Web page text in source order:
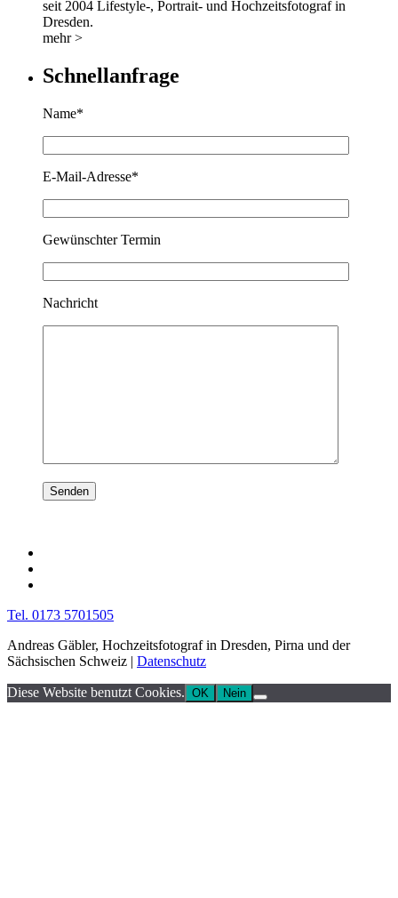
seit 2004 Lifestyle-, Portrait- und Hochzeitsfotograf in
Dresden.
mehr >
Schnellanfrage
Name*
E-Mail-Adresse*
Gewünschter Termin
Nachricht
Tel. 0173 5701505
Andreas Gäbler, Hochzeitsfotograf in Dresden, Pirna und der
Sächsischen Schweiz | Datenschutz
Diese Website benutzt Cookies. OK Nein